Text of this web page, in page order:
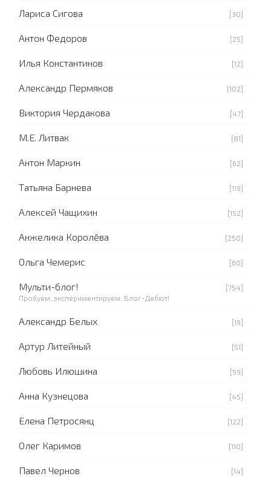
Лариса Сигова [30]
Антон Федоров [25]
Илья Константинов [12]
Александр Пермяков [102]
Виктория Чердакова [47]
М.Е. Литвак [81]
Антон Маркин [62]
Татьяна Барнева [119]
Алексей Чащихин [152]
Анжелика Королёва [250]
Ольга Чемерис [60]
Мульти-блог!
[754]
Пробуем, экспериментируем. Блог-Дебют!
Александр Белых [19]
Артур Литейный [51]
Любовь Илюшина [59]
Анна Кузнецова [45]
Елена Петросянц [122]
Олег Каримов [110]
Павел Чернов [14]